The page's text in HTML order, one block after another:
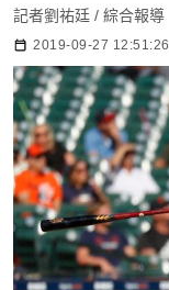
記者劉祐廷 / 綜合報導
2019-09-27 12:51:26